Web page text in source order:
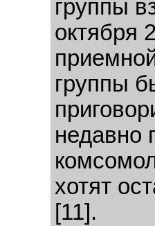
группы
октября
группы
недавно
хотят
[11].